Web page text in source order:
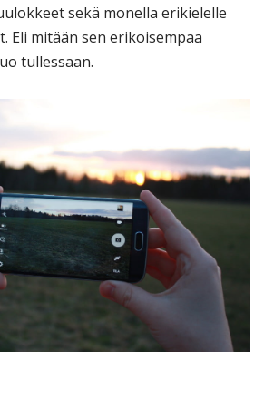
sekä monella erikielelle
Eli mitään sen erikoisempaa
tullessaan.